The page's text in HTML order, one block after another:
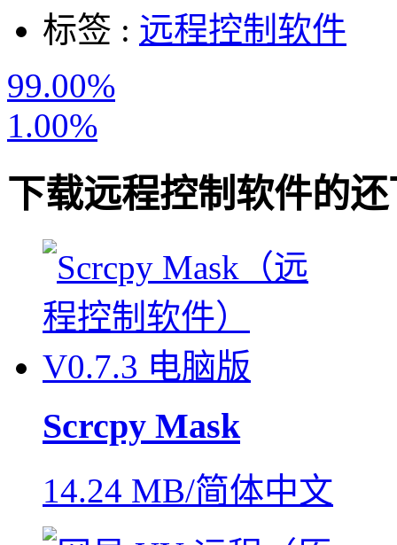
标签 : 远程控制软件
99.00%
1.00%
下载远程控制软件的
Scrcpy Mask
14.24 MB/简体中文